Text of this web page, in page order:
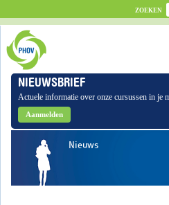
ZOEKEN
NIEUWSBRIEF
Actuele informatie over onze cursussen in je
Aanmelden
Nieuws